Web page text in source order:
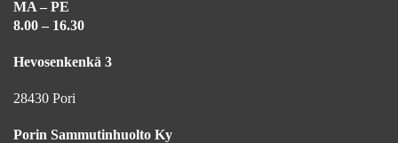
MA – PE
8.00 – 16.30
Hevosenkenkä 3
28430 Pori
Porin Sammutinhuolto Ky